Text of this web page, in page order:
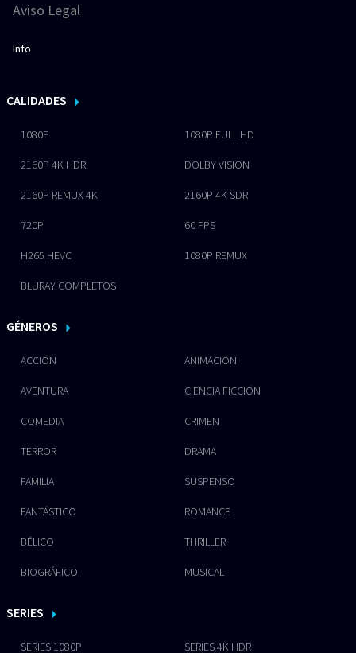
Aviso Legal
Info
CALIDADES
1080P 1080P FULL HD
2160P 4K HDR DOLBY VISION
2160P REMUX 4K 2160P 4K SDR
720P 60 FPS
H265 HEVC 1080P REMUX
BLURAY COMPLETOS
GÉNEROS
ACCIÓN ANIMACIÓN
AVENTURA CIENCIA FICCIÓN
COMEDIA CRIMEN
TERROR DRAMA
FAMILIA SUSPENSO
FANTÁSTICO ROMANCE
BÉLICO THRILLER
BIOGRÁFICO MUSICAL
SERIES
SERIES 1080P SERIES 4K HDR